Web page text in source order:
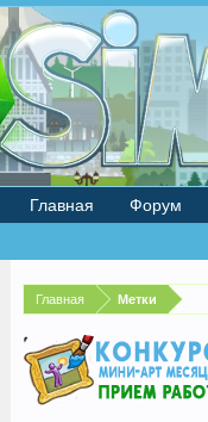
Главная Метки
Главная Форум